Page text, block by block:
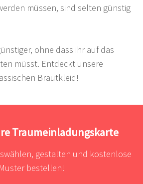
müssen, sind selten günstig
ohne dass ihr auf das
müsst. Entdeckt unsere
Brautkleid!
Traumeinladungskarte
gestalten und kostenlose
Muster bestellen!